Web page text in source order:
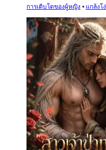
การเติบโตของผู้หญิง ⦁ แกล้งโง่